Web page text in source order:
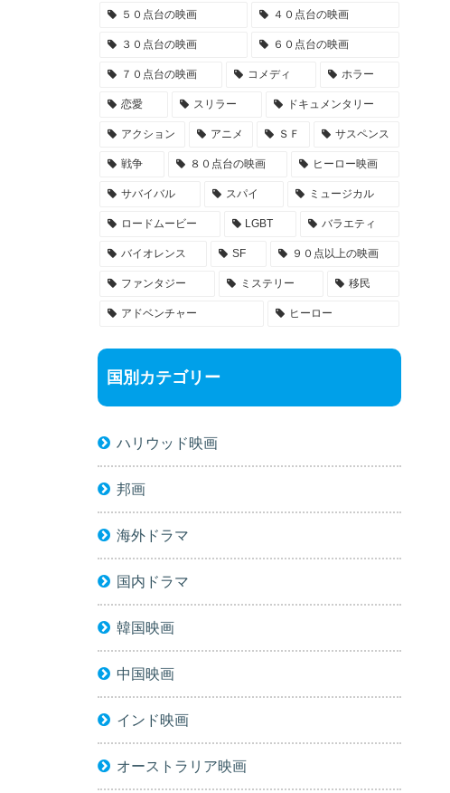
５０点台の映画 ４０点台の映画
３０点台の映画 ６０点台の映画
７０点台の映画 コメディ ホラー
恋愛 スリラー ドキュメンタリー
アクション アニメ ＳＦ サスペンス
戦争 ８０点台の映画 ヒーロー映画
サバイバル スパイ ミュージカル
ロードムービー LGBT バラエティ
バイオレンス SF ９０点以上の映画
ファンタジー ミステリー 移民
アドベンチャー ヒーロー
国別カテゴリー
ハリウッド映画
邦画
海外ドラマ
国内ドラマ
韓国映画
中国映画
インド映画
オーストラリア映画